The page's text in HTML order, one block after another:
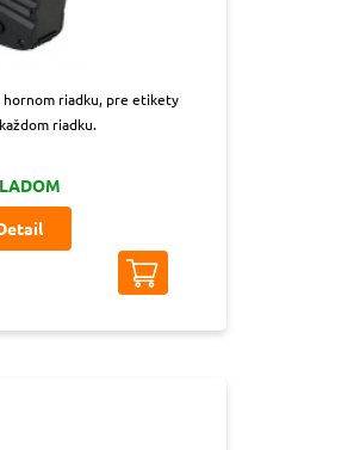
hornom riadku, pre etikety
riadku.